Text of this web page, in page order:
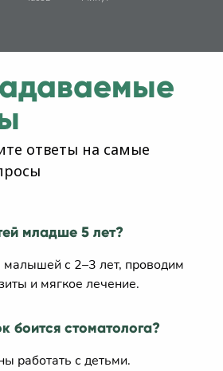
ответы на самые
младше 5 лет?
с 2–3 лет, проводим
и мягкое лечение.
боится стоматолога?
работать с детьми.